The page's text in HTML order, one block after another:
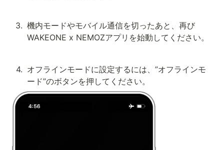
3. 機内モードやモバイル通信を切ったあと、再び
WAKEONE x NEMOZアプリを始動してください。
4. オフラインモードに設定するには、”オフラインモ
ード”のボタンを押してください。